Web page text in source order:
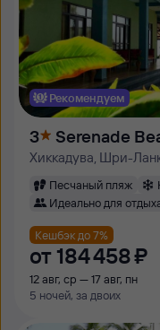
Рекомендуем
3 Serenade
Хиккадува, Шри-
Песчаный пляж
Идеально для
Кешбэк до 7%
от 184 ⁠458 ⁠₽
12 авг, ср — 17 авг, пн
5 ночей, за двоих